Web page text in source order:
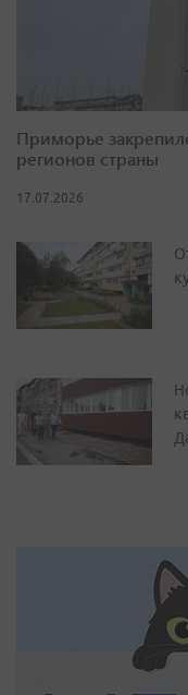
Приморье
регионов страны
17.07.2026